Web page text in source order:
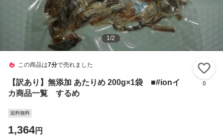
1/2
この商品は7分で売れました
【訳あり】無添加 あたりめ 200g×1袋 ■#ionイ
カ商品一覧 するめ
0
送料無料
1,364円